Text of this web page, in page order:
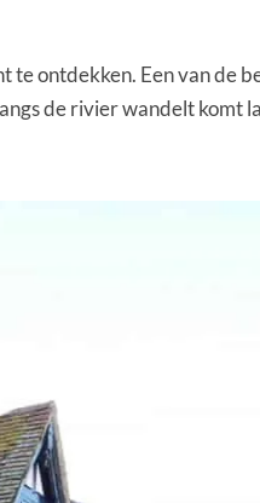
ontdekken. Een van de
de rivier wandelt komt